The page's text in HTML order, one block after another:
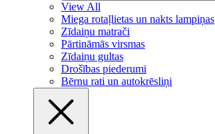
View All
Miega rotaļlietas un nakts lampiņas
Zīdaiņu matrači
Pārtināmās virsmas
Zīdaiņu gultas
Drošības piederumi
Bērnu rati un autokrēsliņi